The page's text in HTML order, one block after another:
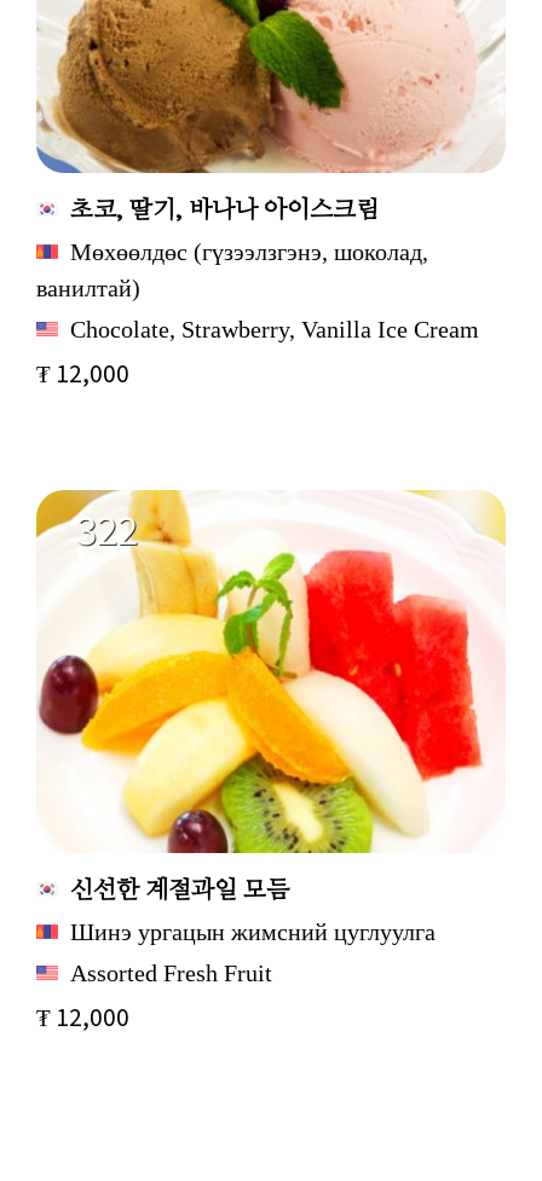
초코, 딸기, 바나나 아이스크림
Мөхөөлдөс (гүзээлзгэнэ, шоколад,
ванилтай)
Chocolate, Strawberry, Vanilla Ice Cream
₮ 12,000
신선한 계절과일 모듬
Шинэ ургацын жимсний цуглуулга
Assorted Fresh Fruit
₮ 12,000
322